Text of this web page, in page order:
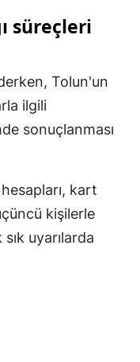
süreçleri
Tolun'un
ilgili
sonuçlanması
kart
kişilerle
uyarılarda